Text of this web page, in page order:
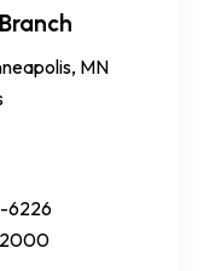
MN
6226
2000